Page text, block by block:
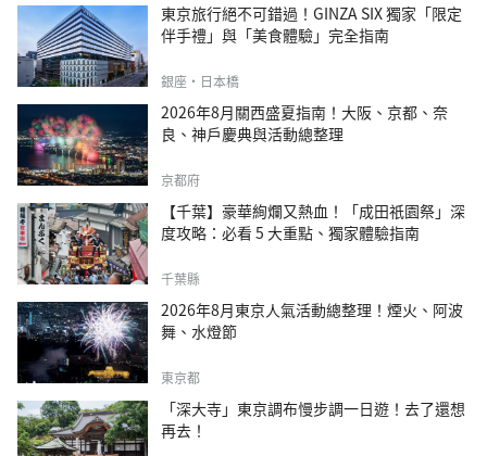
東京旅行絕不可錯過！GINZA SIX 獨家「限定
伴手禮」與「美食體驗」完全指南
銀座・日本橋
2026年8月關西盛夏指南！大阪、京都、奈
良、神戶慶典與活動總整理
京都府
【千葉】豪華絢爛又熱血！「成田祇園祭」深
度攻略：必看 5 大重點、獨家體驗指南
千葉縣
2026年8月東京人氣活動總整理！煙火、阿波
舞、水燈節
東京都
「深大寺」東京調布慢步調一日遊！去了還想
再去！